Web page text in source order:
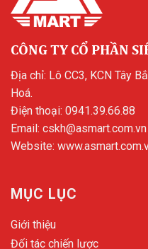
CÔNG TY CỔ PHẦN
Địa chỉ: Lô CC3, KCN Tây
Hoá.
Điện thoại: 0941.39.66.88
Email: cskh@asmart.com.vn
Website:
MỤC LỤC
Giới thiệu
Đối tác chiến lược